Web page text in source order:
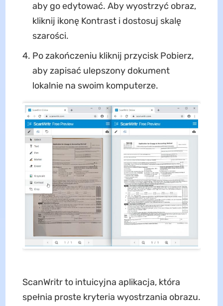
aby go edytować. Aby wyostrzyć obraz,
kliknij ikonę Kontrast i dostosuj skalę
szarości.
Po zakończeniu kliknij przycisk Pobierz,
aby zapisać ulepszony dokument
lokalnie na swoim komputerze.
ScanWritr to intuicyjna aplikacja, która
spełnia proste kryteria wyostrzania obrazu.